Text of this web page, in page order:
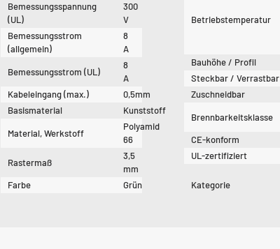
Bemessungsspannung
(UL)
300
V
Bemessungsstrom
(allgemein)
8
A
Bemessungsstrom (UL)
8
A
Kabeleingang (max.)
0,5mm
Basismaterial
Kunststoff
Material, Werkstoff
Polyamid
66
Rastermaß
3,5
mm
Farbe
Grün
Betriebstemperatur
Bauhöhe / Profil
Steckbar / Verrastbar
Zuschneidbar
Brennbarkeitsklasse
CE-konform
UL-zertifiziert
Kategorie